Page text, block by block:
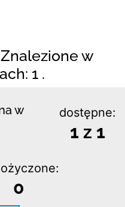
Znalezione w
1 .
w
dostępne:
1 z 1
0